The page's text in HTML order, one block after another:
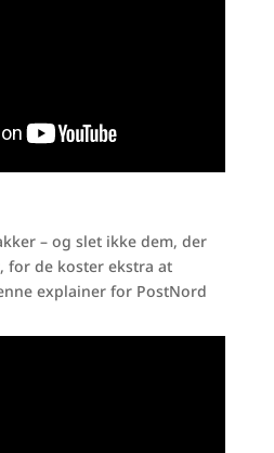
– og slet ikke dem, der
for de koster ekstra at
explainer for PostNord